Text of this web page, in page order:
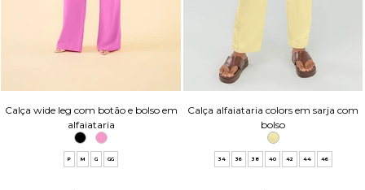
Calça wide leg com botão e bolso em
alfaiataria
P M G GG
Calça alfaiataria colors em sarja com
bolso
34 36 38 40 42 44 46